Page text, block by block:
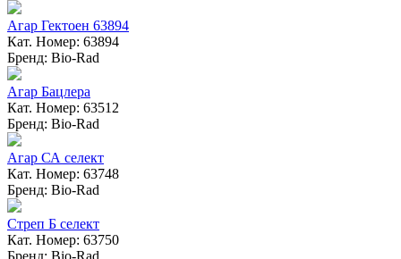
Агар Гектоен 63894
Кат. Номер: 63894
Бренд: Bio-Rad
Агар Бацлера
Кат. Номер: 63512
Бренд: Bio-Rad
Агар СА селект
Кат. Номер: 63748
Бренд: Bio-Rad
Стреп Б селект
Кат. Номер: 63750
Бренд: Bio-Rad